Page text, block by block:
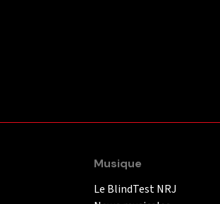
Musique
Le BlindTest NRJ